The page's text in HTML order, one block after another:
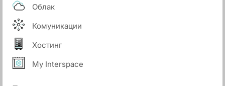
Облак
Комуникации
Хостинг
My Interspace